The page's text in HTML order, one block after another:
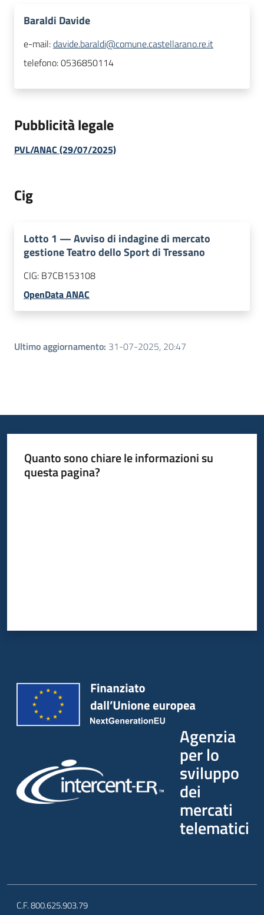
Baraldi Davide
e-mail:davide.baraldi@comune.castellarano.re.it
telefono:0536850114
Pubblicità legale
PVL/ANAC (29/07/2025)
Cig
Lotto 1 —Avviso di indagine di mercato
gestione Teatro dello Sport di Tressano
CIG: B7CB153108
OpenData ANAC
Ultimo aggiornamento: 31-07-2025, 20:47
Quanto sono chiare le informazioni su
questa pagina?
Agenzia
per lo
sviluppo
dei
mercati
telematici
C.F. 800.625.903.79